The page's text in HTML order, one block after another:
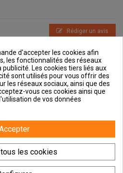
Rédiger un avis
d'accepter les cookies afin
les fonctionnalités des réseaux
Les cookies tiers liés aux
sont utilisés pour vous offrir des
les réseaux sociaux, ainsi que des
vous ces cookies ainsi que
de vos données
les cookies